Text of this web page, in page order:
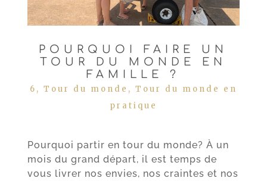
POURQUOI FAIRE UN
TOUR DU MONDE EN
FAMILLE ?
6 , Tour du monde , Tour du monde en
pratique
Pourquoi partir en tour du monde? À un
mois du grand départ, il est temps de
vous livrer nos envies, nos craintes et nos